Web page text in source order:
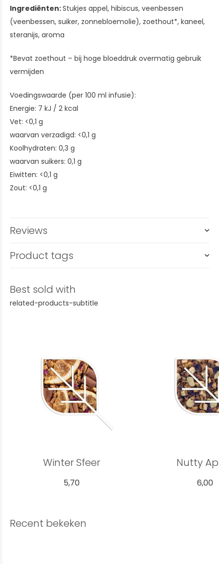
Ingrediënten:Stukjes appel, hibiscus, veenbessen
(veenbessen, suiker, zonnebloemolie), zoethout*, kaneel,
steranijs, aroma
*Bevat zoethout – bij hoge bloeddruk overmatig gebruik
vermijden
Voedingswaarde (per 100 ml infusie):
Energie: 7 kJ / 2 kcal
Vet: <0,1 g
waarvan verzadigd: <0,1 g
Koolhydraten: 0,3 g
waarvan suikers: 0,1 g
Eiwitten: <0,1 g
Zout: <0,1 g
Reviews
Product tags
Best sold with
related-products-subtitle
Winter Sfeer
5,70
Nutty
6,00
Recent bekeken